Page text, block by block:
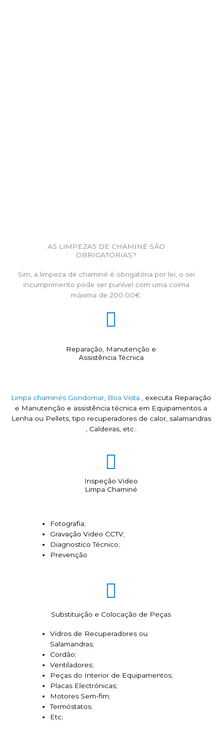
AS LIMPEZAS DE CHAMINÉ SÃO
OBRIGATÓRIAS?
Sim, a limpeza de chaminé é obrigatória por lei, o sei
incumprimento pode ser punível com uma coima
máxima de 200.00€.
Reparação, Manutenção e
Assistência Técnica
Limpa chaminés Gondomar, Boa Vista , executa Reparação
e Manutenção e assistência técnica em Equipamentos a
Lenha ou Pellets, tipo recuperadores de calor, salamandras
, Caldeiras, etc..
Inspeção Video
Limpa Chaminé
Fotografia;
Gravação Video CCTV;
Diagnostico Técnico;
Prevenção
Substituição e Colocação de Peças
Vidros de Recuperadores ou
Salamandras;
Cordão;
Ventiladores;
Peças do Interior de Equipamentos;
Placas Electrónicas;
Motores Sem-fim;
Termóstatos;
Etc;